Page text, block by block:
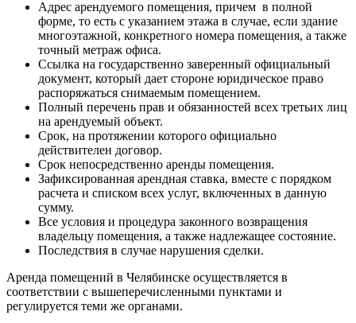
Адрес арендуемого помещения, причем в полной
форме, то есть с указанием этажа в случае, если здание
многоэтажной, конкретного номера помещения, а также
точный метраж офиса.
Ссылка на государственно заверенный официальный
документ, который дает стороне юридическое право
распоряжаться снимаемым помещением.
Полный перечень прав и обязанностей всех третьих лиц
на арендуемый объект.
Срок, на протяжении которого официально
действителен договор.
Срок непосредственно аренды помещения.
Зафиксированная арендная ставка, вместе с порядком
расчета и списком всех услуг, включенных в данную
сумму.
Все условия и процедура законного возвращения
владельцу помещения, а также надлежащее состояние.
Последствия в случае нарушения сделки.
Аренда помещений в Челябинске осуществляется в
соответствии с вышеперечисленными пунктами и
регулируется теми же органами.